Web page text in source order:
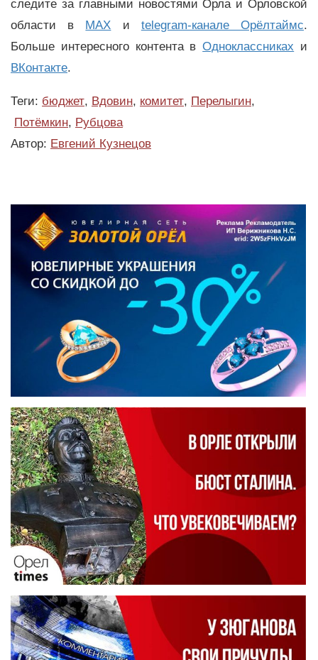
следите за главными новостями Орла и Орловской
области в MAX и telegram-канале Орёлтаймс.
Больше интересного контента вОдноклассниках и
ВКонтакте.
Теги: бюджет, Вдовин, комитет, Перелыгин,
Потёмкин, Рубцова
Автор: Евгений Кузнецов